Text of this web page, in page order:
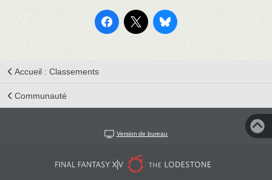
Accueil : Classements
Communauté
Version de bureau